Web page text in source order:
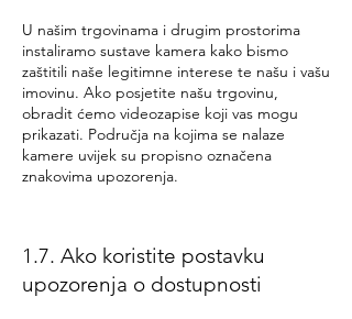
U našim trgovinama i drugim prostorima
instaliramo sustave kamera kako bismo
zaštitili naše legitimne interese te našu i vašu
imovinu. Ako posjetite našu trgovinu,
obradit ćemo videozapise koji vas mogu
prikazati. Područja na kojima se nalaze
kamere uvijek su propisno označena
znakovima upozorenja.
1.7. Ako koristite postavku
upozorenja o dostupnosti